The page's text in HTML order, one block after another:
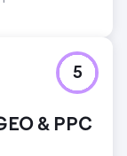
& PPC
5